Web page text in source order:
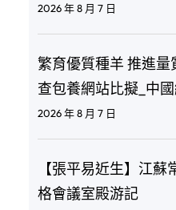
2026 年 8 月 7 日
繁育優質種羊 推進量
查包養網站比擬_中
2026 年 8 月 7 日
【張平易近生】江
格會議室殿游記